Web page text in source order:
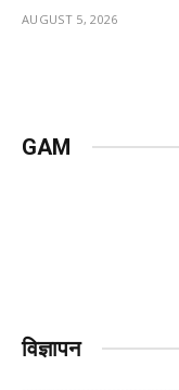
AUGUST 5, 2026
GAM
विज्ञापन